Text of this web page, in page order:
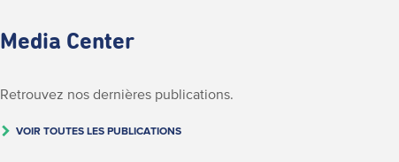
Media Center
Retrouvez nos dernières publications.
VOIR TOUTES LES PUBLICATIONS